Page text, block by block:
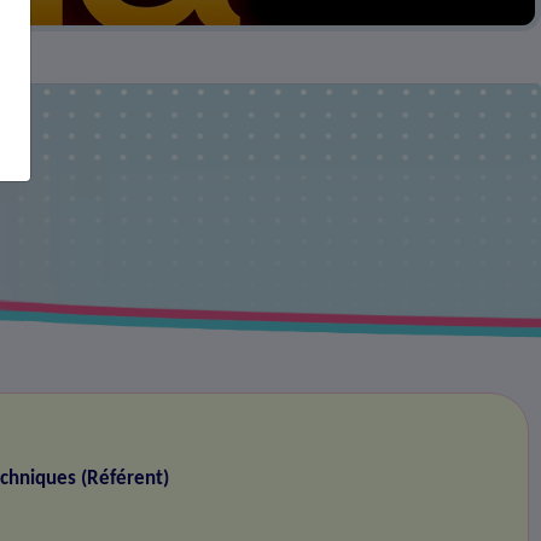
(Référent)